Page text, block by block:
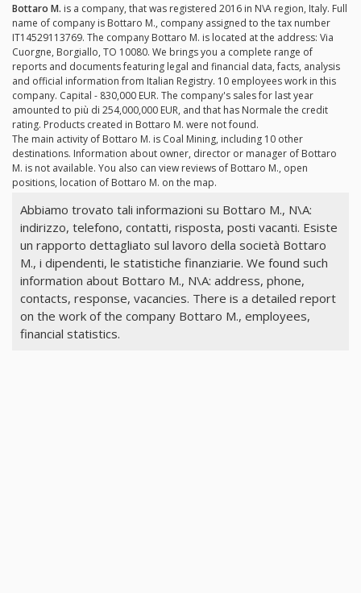
Bottaro M. is a company, that was registered 2016 in N\A region, Italy. Full
name of company is Bottaro M., company assigned to the tax number
IT14529113769. The company Bottaro M. is located at the address: Via
Cuorgne, Borgiallo, TO 10080. We brings you a complete range of
reports and documents featuring legal and financial data, facts, analysis
and official information from Italian Registry. 10 employees work in this
company. Capital - 830,000 EUR. The company's sales for last year
amounted to più di 254,000,000 EUR, and that has Normale the credit
rating. Products created in Bottaro M. were not found.
The main activity of Bottaro M. is Coal Mining, including 10 other
destinations. Information about owner, director or manager of Bottaro
M. is not available. You also can view reviews of Bottaro M., open
positions, location of Bottaro M. on the map.
Abbiamo trovato tali informazioni su Bottaro M., N\A:
indirizzo, telefono, contatti, risposta, posti vacanti. Esiste
un rapporto dettagliato sul lavoro della società Bottaro
M., i dipendenti, le statistiche finanziarie. We found such
information about Bottaro M., N\A: address, phone,
contacts, response, vacancies. There is a detailed report
on the work of the company Bottaro M., employees,
financial statistics.